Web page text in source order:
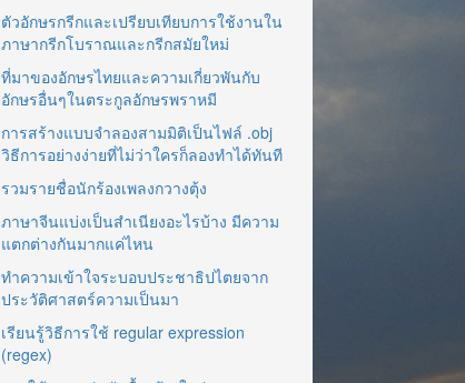
ตัวอักษรกรีกและเปรียบเทียบการใช้งานใน
ภาษากรีกโบราณและกรีกสมัยใหม่
ที่มาของอักษรไทยและความเกี่ยวพันกับ
อักษรอื่นๆในตระกูลอักษรพราหมี
การสร้างแบบจำลองสามมิติเป็นไฟล์ .obj
วิธีการอย่างง่ายที่ไม่ว่าใครก็ลองทำได้ทันที
รวมรายชื่อนักร้องเพลงกวางตุ้ง
ภาษาจีนแบ่งเป็นสำเนียงอะไรบ้าง มีความ
แตกต่างกันมากแค่ไหน
ทำความเข้าใจระบอบประชาธิปไตยจาก
ประวัติศาสตร์ความเป็นมา
เรียนรู้วิธีการใช้ regular expression
(regex)